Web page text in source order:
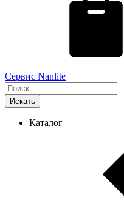
Сервис Nanlite
Искать
Каталог